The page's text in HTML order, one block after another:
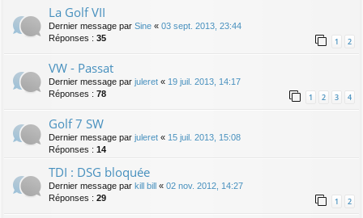
La Golf VII
Dernier message par Sine « 03 sept. 2013, 23:44
Réponses : 35 1 2
VW - Passat
Dernier message par juleret « 19 juil. 2013, 14:17
Réponses : 78 1 2 3 4
Golf 7 SW
Dernier message par juleret « 15 juil. 2013, 15:08
Réponses : 14
TDI : DSG bloquée
Dernier message par kill bill « 02 nov. 2012, 14:27
Réponses : 29 1 2